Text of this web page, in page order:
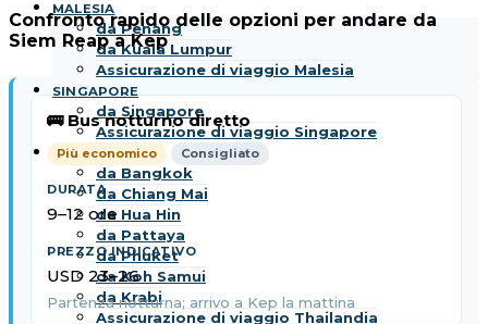
MALESIA
da Penang
da Kuala Lumpur
Assicurazione di viaggio Malesia
SINGAPORE
da Singapore
Assicurazione di viaggio Singapore
THAILANDIA
da Bangkok
da Chiang Mai
da Hua Hin
da Pattaya
da Phuket
da Koh Samui
da Krabi
Assicurazione di viaggio Thailandia
Confronto rapido delle opzioni per andare da
Siem Reap a Kep
🚌 Bus notturno diretto
Più economico Consigliato
9–12 ore
USD 23–26
Partenza notturna; arrivo a Kep la mattina